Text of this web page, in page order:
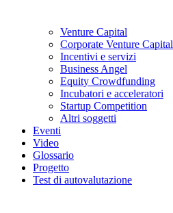
Venture Capital
Corporate Venture Capital
Incentivi e servizi
Business Angel
Equity Crowdfunding
Incubatori e acceleratori
Startup Competition
Altri soggetti
Eventi
Video
Glossario
Progetto
Test di autovalutazione